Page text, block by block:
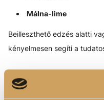
Málna-lime
Beilleszthető edzés alatti
kényelmesen segíti a